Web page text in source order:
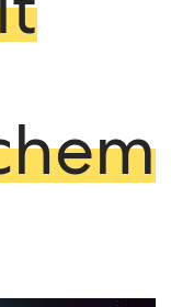
Stuttgart